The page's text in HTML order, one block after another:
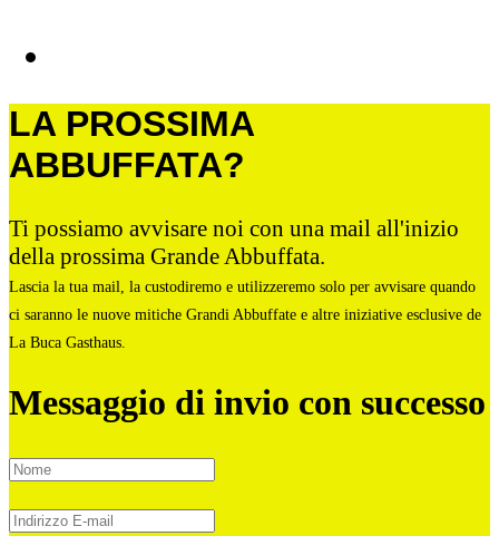
LA PROSSIMA
ABBUFFATA?
Ti possiamo avvisare noi con una mail all'inizio
della prossima Grande Abbuffata.
Lascia la tua mail, la custodiremo e utilizzeremo solo per avvisare quando
ci saranno le nuove mitiche Grandi Abbuffate e altre iniziative esclusive de
La Buca Gasthaus.
Messaggio di invio con successo